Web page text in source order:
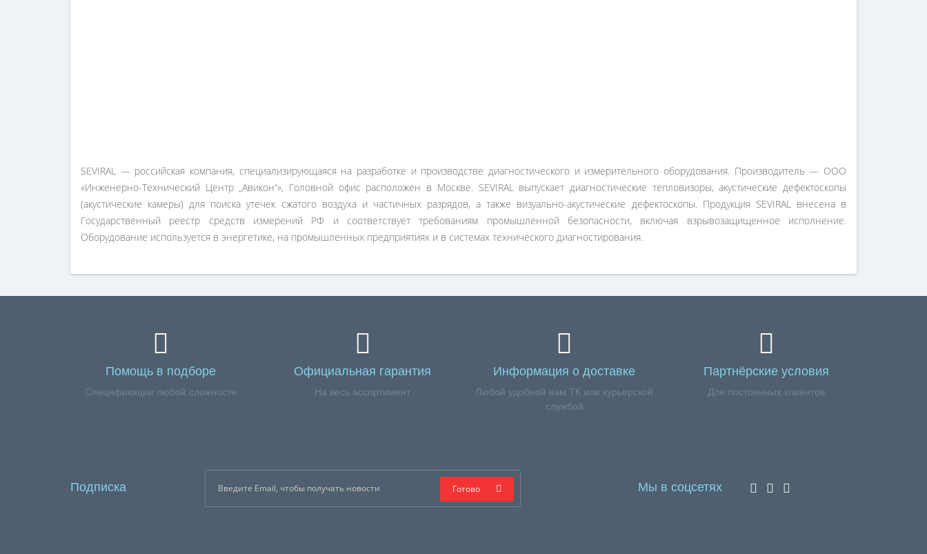
SEVIRAL — российская компания, специализирующаяся на разработке и производстве диагностического и измерительного оборудования. Производитель — ООО
«Инженерно-Технический Центр „Авикон“», Головной офис расположен в Москве. SEVIRAL выпускает диагностические тепловизоры, акустические дефектоскопы
(акустические камеры) для поиска утечек сжатого воздуха и частичных разрядов, а также визуально-акустические дефектоскопы. Продукция SEVIRAL внесена в
Государственный реестр средств измерений РФ и соответствует требованиям промышленной безопасности, включая взрывозащищенное исполнение.
Оборудование используется в энергетике, на промышленных предприятиях и в системах технического диагностирования.
Помощь в подборе
Спецификации любой сложности
Официальная гарантия
На весь ассортимент
Информация о доставке
Любой удобной вам ТК или курьерской
службой
Партнёрские условия
Для постоянных клиентов
Подписка Готово Мы в соцсетях